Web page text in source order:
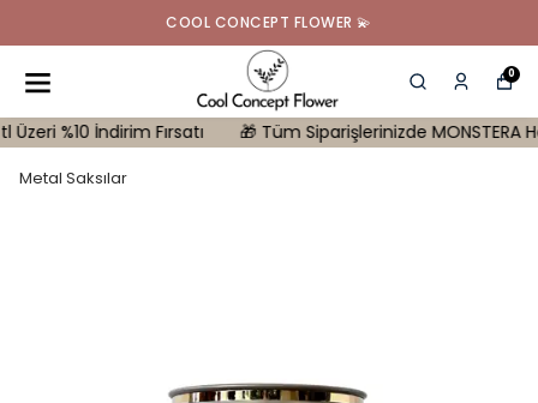
COOL CONCEPT FLOWER 💫
0
İndirim Fırsatı 🎁 Tüm Siparişlerinizde MONSTERA
Metal Saksılar